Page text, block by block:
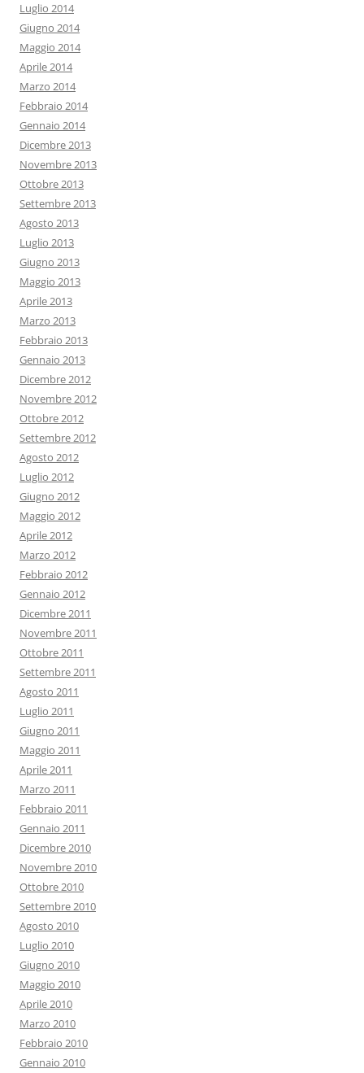
Luglio 2014
Giugno 2014
Maggio 2014
Aprile 2014
Marzo 2014
Febbraio 2014
Gennaio 2014
Dicembre 2013
Novembre 2013
Ottobre 2013
Settembre 2013
Agosto 2013
Luglio 2013
Giugno 2013
Maggio 2013
Aprile 2013
Marzo 2013
Febbraio 2013
Gennaio 2013
Dicembre 2012
Novembre 2012
Ottobre 2012
Settembre 2012
Agosto 2012
Luglio 2012
Giugno 2012
Maggio 2012
Aprile 2012
Marzo 2012
Febbraio 2012
Gennaio 2012
Dicembre 2011
Novembre 2011
Ottobre 2011
Settembre 2011
Agosto 2011
Luglio 2011
Giugno 2011
Maggio 2011
Aprile 2011
Marzo 2011
Febbraio 2011
Gennaio 2011
Dicembre 2010
Novembre 2010
Ottobre 2010
Settembre 2010
Agosto 2010
Luglio 2010
Giugno 2010
Maggio 2010
Aprile 2010
Marzo 2010
Febbraio 2010
Gennaio 2010